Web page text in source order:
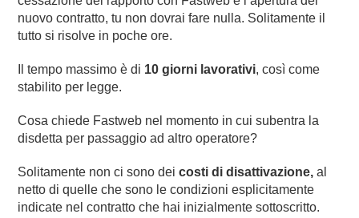
nuovo contratto, tu non dovrai fare nulla. Solitamente il
tutto si risolve in poche ore.
Il tempo massimo è di 10 giorni lavorativi, così come
stabilito per legge.
Cosa chiede Fastweb nel momento in cui subentra la
disdetta per passaggio ad altro operatore?
Solitamente non ci sono deicosti di disattivazione,al
netto di quelle che sono le condizioni esplicitamente
indicate nel contratto che hai inizialmente sottoscritto.